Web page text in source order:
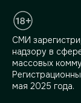
СМИ
надзору в
массовых
мая 2025 года.